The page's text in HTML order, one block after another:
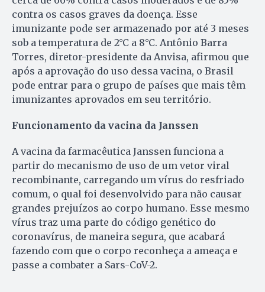
contra os casos graves da doença. Esse
imunizante pode ser armazenado por até 3 meses
sob a temperatura de 2°C a 8°C. Antônio Barra
Torres, diretor-presidente da Anvisa, afirmou que
após a aprovação do uso dessa vacina, o Brasil
pode entrar para o grupo de países que mais têm
imunizantes aprovados em seu território.
Funcionamento da vacina da Janssen
A vacina da farmacêutica Janssen funciona a
partir do mecanismo de uso de um vetor viral
recombinante, carregando um vírus do resfriado
comum, o qual foi desenvolvido para não causar
grandes prejuízos ao corpo humano. Esse mesmo
vírus traz uma parte do código genético do
coronavírus, de maneira segura, que acabará
fazendo com que o corpo reconheça a ameaça e
passe a combater a Sars-CoV-2.